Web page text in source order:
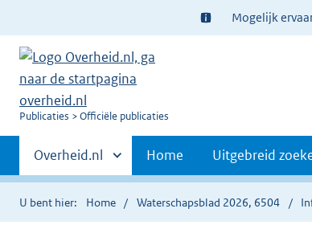
Ter
informatie:
Mogelijk
U
Publicaties Officiële publicaties
Primaire
navigatie
Andere
sites
binnen
Overheid.nl Home Uitgebreid
U bent hier: Home Waterschapsblad 2026, 6504